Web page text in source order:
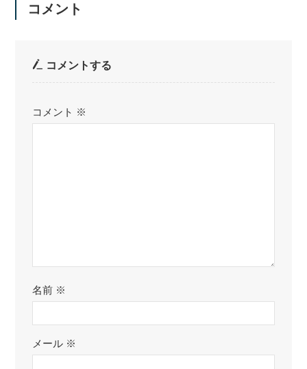
コメント
コメントする
コメント ※
名前 ※
メール ※